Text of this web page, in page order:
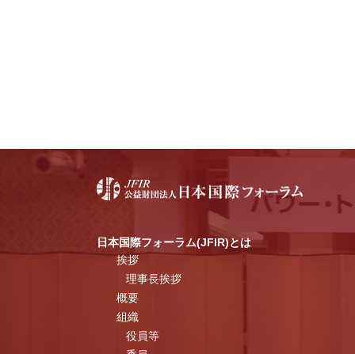
日本国際フォーラム(JFIR)とは
挨拶
理事長挨拶
概要
組織
役員等